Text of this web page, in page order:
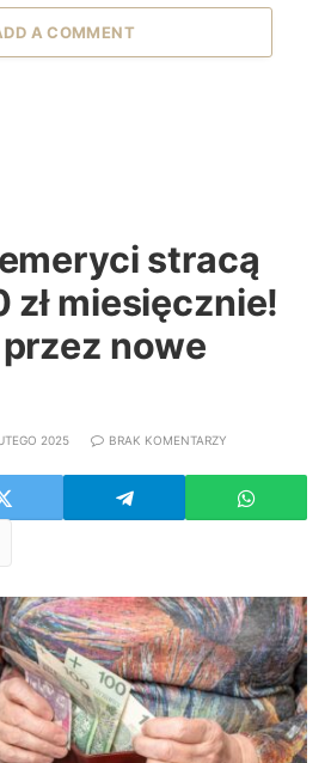
A COMMENT
stracą
miesięcznie!
nowe
2025 BRAK KOMENTARZY